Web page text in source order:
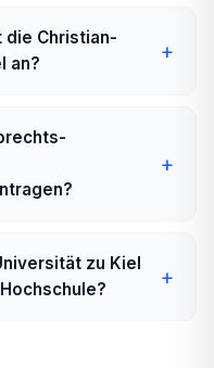
die Christian-
an?
zu Kiel